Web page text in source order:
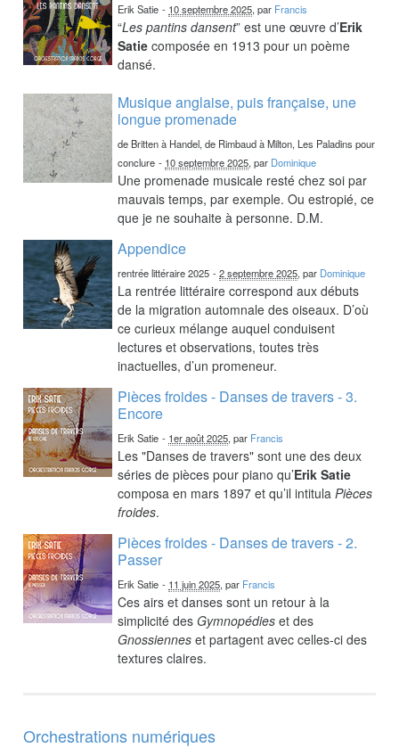
Erik Satie - 10 septembre 2025, par Francis
“Les pantins dansent” est une œuvre d’Erik
Satie composée en 1913 pour un poème
dansé.
Musique anglaise, puis française, une
longue promenade
de Britten à Handel, de Rimbaud à Milton, Les Paladins pour
conclure - 10 septembre 2025, par Dominique
Une promenade musicale resté chez soi par
mauvais temps, par exemple. Ou estropié, ce
que je ne souhaite à personne. D.M.
Appendice
rentrée littéraire 2025 -2 septembre 2025, par Dominique
La rentrée littéraire correspond aux débuts
de la migration automnale des oiseaux. D’où
ce curieux mélange auquel conduisent
lectures et observations, toutes très
inactuelles, d’un promeneur.
Pièces froides - Danses de travers - 3.
Encore
Erik Satie - 1er août 2025, par Francis
Les "Danses de travers" sont une des deux
séries de pièces pour piano qu’Erik Satie
composa en mars 1897 et qu’il intitulaPièces
froides.
Pièces froides - Danses de travers - 2.
Passer
Erik Satie - 11 juin 2025, par Francis
Ces airs et danses sont un retour à la
simplicité desGymnopédies et des
Gnossiennes et partagent avec celles-ci des
textures claires.
Orchestrations numériques